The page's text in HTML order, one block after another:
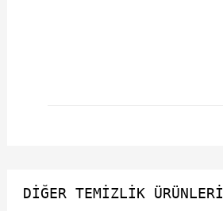
DIĞER TEMIZLIK ÜRÜNLERI